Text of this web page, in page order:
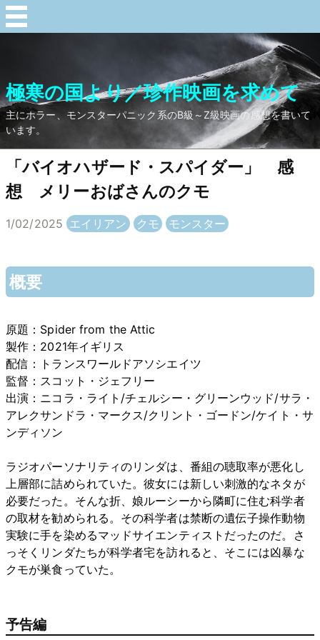
極寒の国より／珍作映画を求めて
主にホラー、モンスターパニック系のB級～Z級映画の感想を書いて
います。
「バイオハザード・スパイダー」 感
想 メリーおばさんのクモ
1/02/2025 エイリアン クモ モンスター
概要
原題：Spider from the Attic
製作：2021年イギリス
配信：トランスワールドアソシエイツ
監督：スコット・ジェフリー
出演：ニコラ・ライト/チェルシー・グリーンウッド/サラ・
アレクサンドラ・マークス/クリント・ゴードン/ケイト・サ
ンディソン
ラジオパーソナリティのリンダは、番組の聴取率が悪化し
上層部に詰められていた。彼女には新しい刺激的なネタが
必要だった。そんな折、娘ルーシーから隣町に住む科学者
の取材を勧められる。その科学者は禁断の遺伝子操作動物
実験に手を染めるマッドサイエンティストだったのだ。さ
っそくリンダたちが科学者宅を訪れると、そこには凶暴な
クモが巣食っていた。
予告編